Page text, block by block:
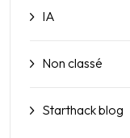
IA
Non classé
Starthack blog